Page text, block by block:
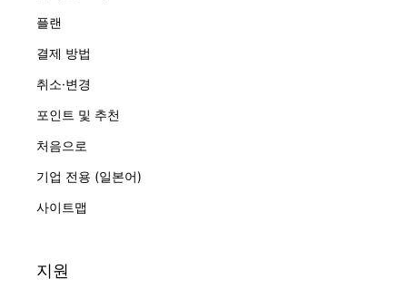
플랜
결제 방법
취소·변경
포인트 및 추천
처음으로
기업 전용 (일본어)
사이트맵
지원